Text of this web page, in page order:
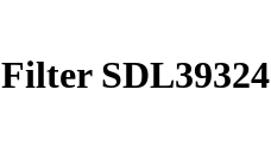
SDL39324